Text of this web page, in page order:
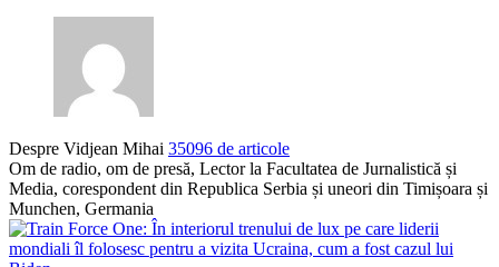
Despre Vidjean Mihai 35096 de articole
Om de radio, om de presă, Lector la Facultatea de Jurnalistică și
Media, corespondent din Republica Serbia și uneori din Timișoara și
Munchen, Germania